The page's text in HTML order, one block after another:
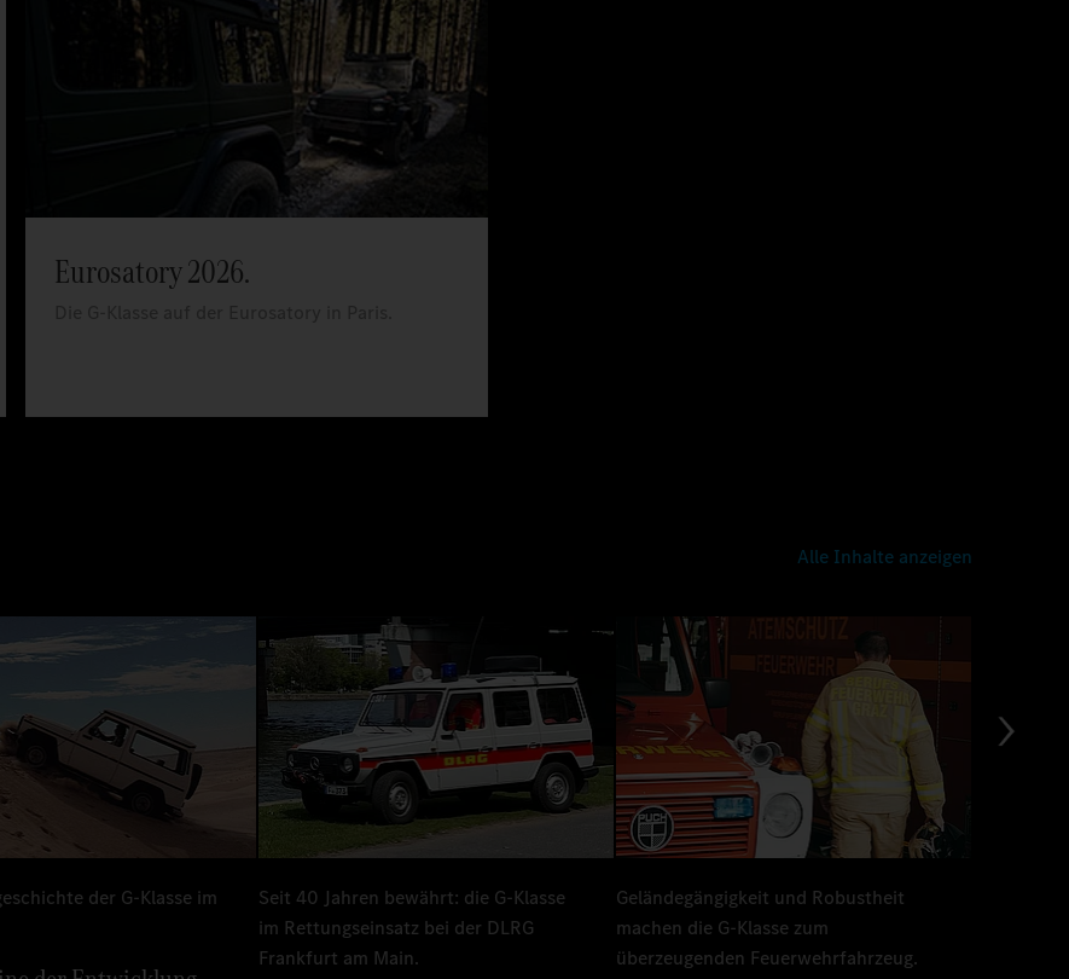
Eurosatory 2026.
Alle Inhalte anzeigen
der G-Klasse im
Seit 40 Jahren bewährt: die G-Klasse
im Rettungseinsatz bei der DLRG
Frankfurt am Main.
Geländegängigkeit und Robustheit
machen die G-Klasse zum
überzeugenden Feuerwehrfahrzeug.